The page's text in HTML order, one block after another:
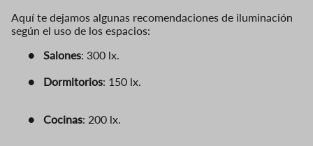
Aquí te dejamos algunas recomendaciones de iluminación
según el uso de los espacios:
●
Salones: 300 lx.
●
Dormitorios: 150 lx.
● Cocinas: 200 lx.